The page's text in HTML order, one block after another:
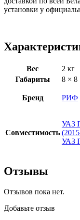
установки у
Вес
2 кг
Габариты
8 × 8
Бренд РИФ
Совместимость
УАЗ
УАЗ
Отзывы
Отзывов пока нет.
Добавьте отзыв